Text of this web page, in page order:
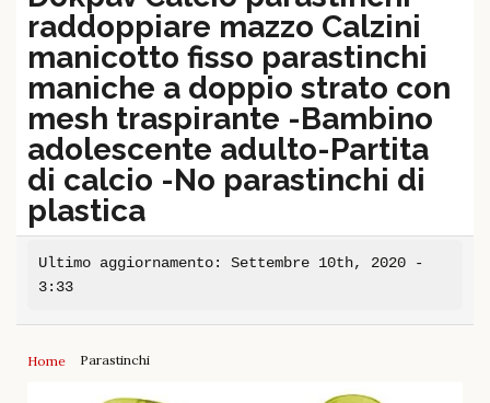
raddoppiare mazzo Calzini
manicotto fisso parastinchi
maniche a doppio strato con
mesh traspirante -Bambino
adolescente adulto-Partita
di calcio -No parastinchi di
plastica
Ultimo aggiornamento: Settembre 10th, 2020 -
3:33
Home Parastinchi